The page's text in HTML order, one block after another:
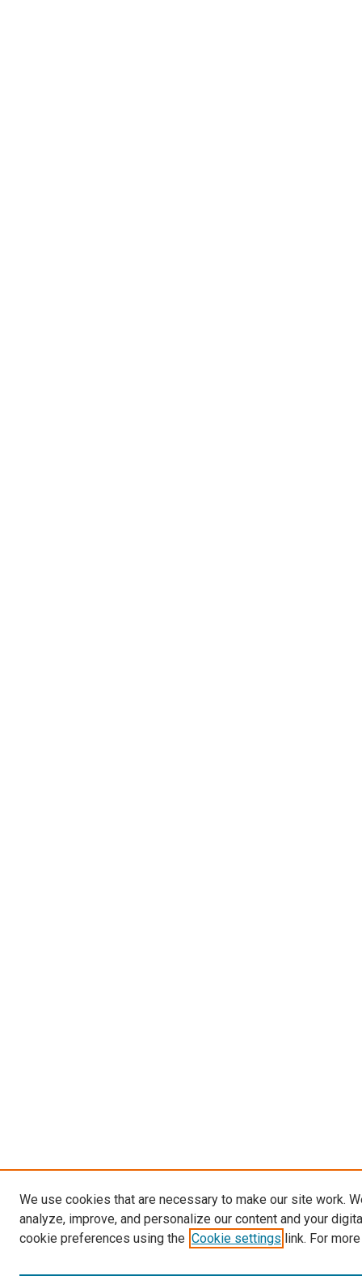
We use cookies that are necessary to make our site work.
analyze, improve, and personalize our content and your
cookie preferences using the Cookie settings link. For